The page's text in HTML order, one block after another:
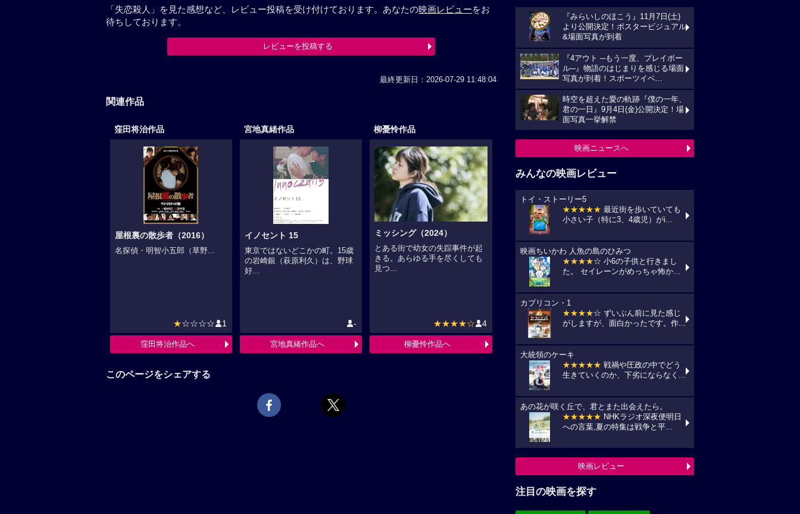
「失恋殺人」を見た感想など、レビュー投稿を受け付けております。あなたの映画レビューをお
待ちしております。
レビューを投稿する
最終更新日：2026-07-29 11:48:04
関連作品
窪田将治作品
屋根裏の散歩者（2016）
名探偵・明智小五郎（草野...
★☆☆☆☆ 1
窪田将治作品へ
宮地真緒作品
イノセント 15
東京ではないどこかの町。15歳
の岩崎銀（萩原利久）は、野球
好...
-
宮地真緒作品へ
柳憂怜作品
ミッシング（2024）
とある街で幼女の失踪事件が起
きる。あらゆる手を尽くしても
見つ...
★★★★☆ 4
柳憂怜作品へ
このページをシェアする
『みらいしのほこう』11月7日(土)
より公開決定！ポスタービジュアル
&場面写真が到着
『4アウト ─もう一度、プレイボー
ル─』物語のはじまりを感じる場面
写真が到着！スポーツイベ...
時空を超えた愛の軌跡『僕の一年、
君の一日』9月4日(金)公開決定！場
面写真一挙解禁
映画ニュースへ
みんなの映画レビュー
トイ・ストーリー5
★★★★★ 最近街を歩いていても
小さい子（特に3、4歳児）がi...
映画ちいかわ 人魚の島のひみつ
★★★★☆ 小6の子供と行きまし
た。 セイレーンがめっちゃ怖か...
カプリコン・1
★★★★☆ ずいぶん前に見た感じ
がしますが、面白かったです。作...
大統領のケーキ
★★★★★ 戦禍や圧政の中でどう
生きていくのか、下劣にならなく...
あの花が咲く丘で、君とまた出会えたら。
★★★★★ NHKラジオ深夜便明日
への言葉,夏の特集は戦争と平...
映画レビュー
注目の映画を探す